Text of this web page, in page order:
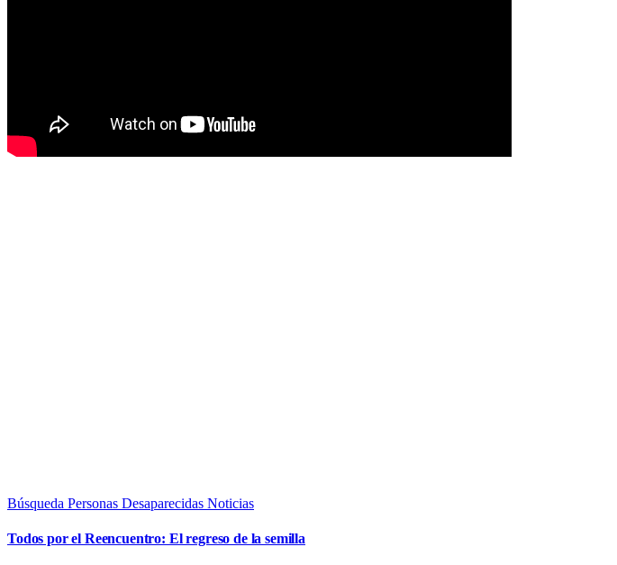
Búsqueda Personas Desaparecidas Noticias
Todos por el Reencuentro: El regreso de la semilla